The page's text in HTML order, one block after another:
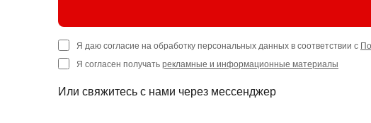
Я даю согласие на обработку персональных данных в соответствии с
Я согласен получать рекламные и информационные материалы
Или свяжитесь с нами через мессенджер